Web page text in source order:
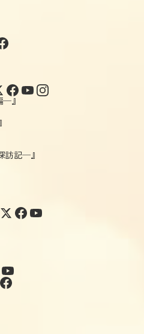
―』
訪記―』